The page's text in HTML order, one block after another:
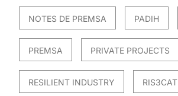
NOTES DE PREMSA PADIH
PREMSA PRIVATE PROJECTS
RESILIENT INDUSTRY RIS3CAT